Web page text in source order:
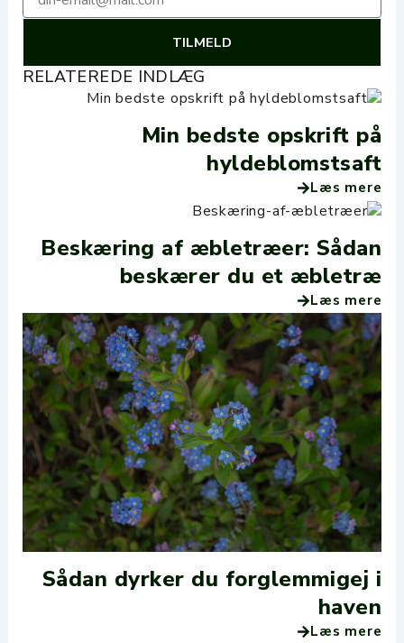
TILMELD
RELATEREDE INDLÆG
Min bedste opskrift på
hyldeblomstsaft
Læs mere
Beskæring af æbletræer: Sådan
beskærer du et æbletræ
Læs mere
Sådan dyrker du forglemmigej i
haven
Læs mere